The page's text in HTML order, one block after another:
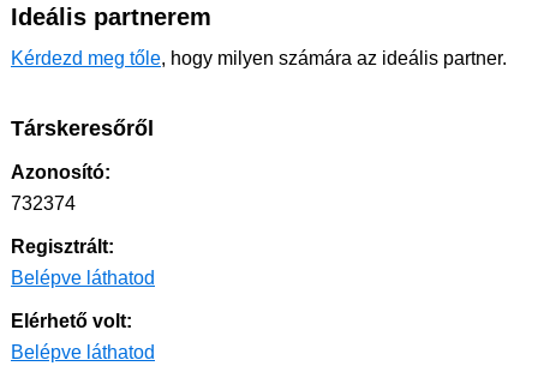
Ideális partnerem
Kérdezd meg tőle, hogy milyen számára az ideális partner.
Társkeresőről
Azonosító:
732374
Regisztrált:
Belépve láthatod
Elérhető volt:
Belépve láthatod